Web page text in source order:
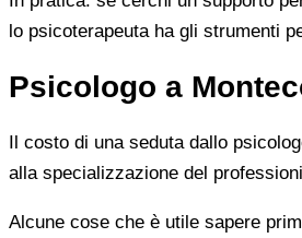
lo psicoterapeuta ha gli strumenti
Psicologo a
Il costo di una seduta dallo
alla specializzazione del
Alcune cose che è utile sapere